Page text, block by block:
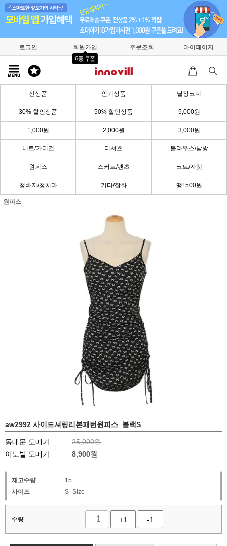
로그인 회원가입
6종 쿠폰
주문조회 마이페이지
신상품 인기상품 낱장코너
30% 할인상품 50% 할인상품 5,000원
1,000원 2,000원 3,000원
니트/가디건 티셔츠 블라우스/남방
원피스 스커트/팬츠 코트/자켓
청바지/청치마 기타/잡화 땡! 500원
원피스
aw2992 사이드셔링리본패턴원피스_블랙S
동대문 도매가
25,000원
이노빌 도매가
8,900원
재고수량
15
사이즈
S_Size
수량 +1 -1